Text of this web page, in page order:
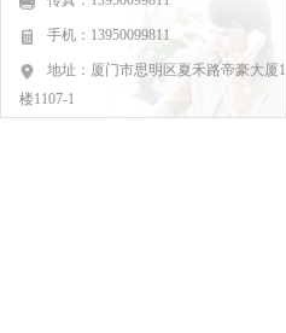
手机：13950099811
地址：厦门市思明区夏禾路帝豪大厦11
楼1107-1